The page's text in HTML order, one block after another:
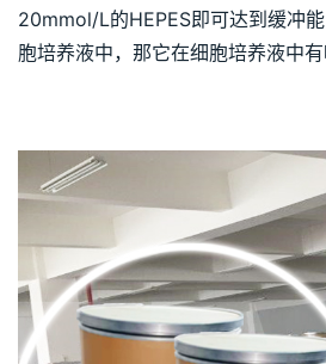
20mmol/L的HEPES即可达到缓冲
胞培养液中，那它在细胞培养液中有